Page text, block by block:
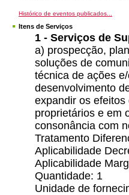
Histórico de eventos publicados...
Itens de Serviços
1 - Serviços de
a) prospecção,
soluções de
técnica de ações
desenvolvimento
expandir os
proprietários e em
consonância com
Tratamento
Aplicabilidade
Aplicabilidade
Quantidade: 1
Unidade de